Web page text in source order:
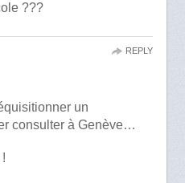
???
un
consulter à Genève…
REPLY